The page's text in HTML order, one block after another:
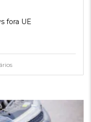
fora UE